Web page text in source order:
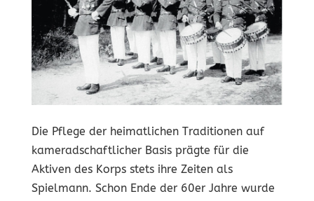
Die Pflege der heimatlichen Traditionen auf
kameradschaftlicher Basis prägte für die
Aktiven des Korps stets ihre Zeiten als
Spielmann. Schon Ende der 60er Jahre wurde